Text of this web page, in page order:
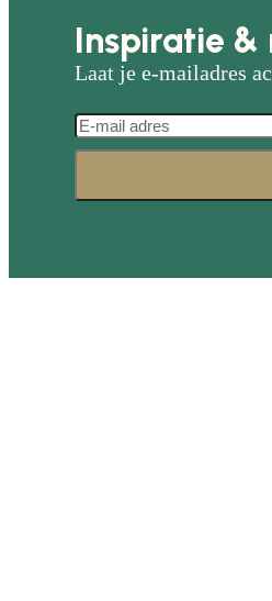
Inspiratie &
Laat je e-mailadres